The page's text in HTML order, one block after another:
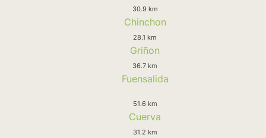
30.9 km
Chinchon
28.1 km
Griñon
36.7 km
Fuensalida
51.6 km
Cuerva
31.2 km